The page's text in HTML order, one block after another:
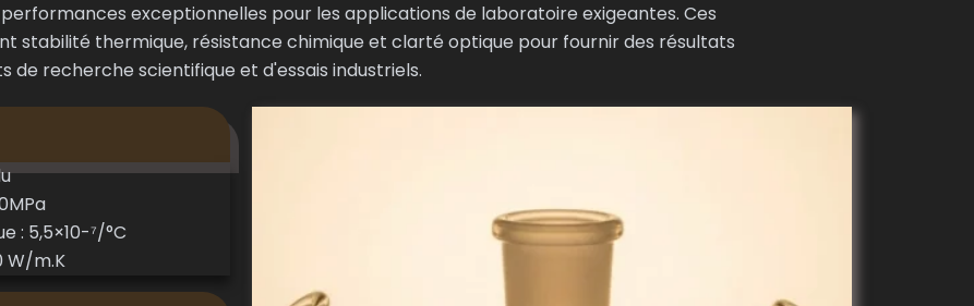
exceptionnelles pour les applications de laboratoire exigeantes. Ces
stabilité thermique, résistance chimique et clarté optique pour fournir des résultats
de recherche scientifique et d'essais industriels.
: 5,5×10-⁷/°C
W/m.K